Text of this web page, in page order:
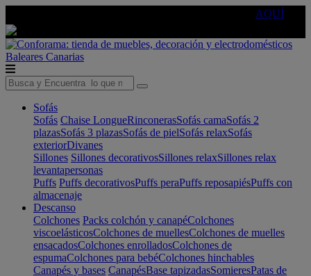
AQUÍ
Baleares Canarias
Sofás
Sofás Chaise LongueRinconerasSofás camaSofás 2
plazasSofás 3 plazasSofás de pielSofás relaxSofás
exteriorDivanes
Sillones Sillones decorativosSillones relaxSillones relax
levantapersonas
Puffs Puffs decorativosPuffs peraPuffs reposapiésPuffs con
almacenaje
Descanso
Colchones Packs colchón y canapéColchones
viscoelásticosColchones de muellesColchones de muelles
ensacadosColchones enrolladosColchones de
espumaColchones para bebéColchones hinchables
Canapés y bases CanapésBase tapizadasSomieresPatas de